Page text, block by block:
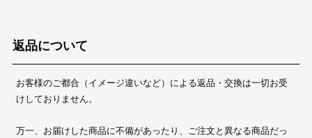
返品について
お客様のご都合（イメージ違いなど）による返品・交換は一切お受
けしておりません。
万一、お届けした商品に不備があったり、ご注文と異なる商品だっ